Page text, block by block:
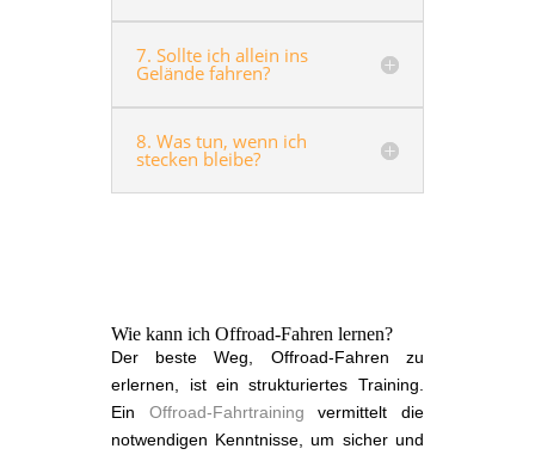
7. Sollte ich allein ins
Gelände fahren?
8. Was tun, wenn ich
stecken bleibe?
Wie kann ich Offroad-Fahren lernen?
Der beste Weg, Offroad-Fahren zu
erlernen, ist ein strukturiertes Training.
Ein Offroad-Fahrtraining vermittelt die
notwendigen Kenntnisse, um sicher und